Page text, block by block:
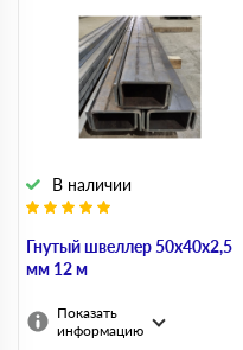
Гнутый швеллер 50х40х2,5
мм 12 м
В наличии
Показать
информацию